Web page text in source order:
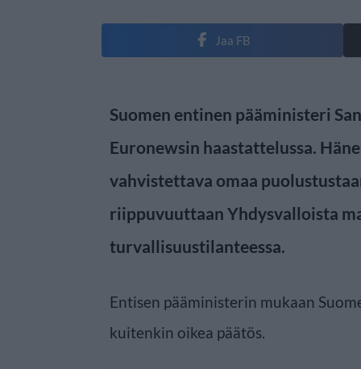
Jaa FB
Suomen entinen pääministeri
Euronewsin haastattelussa.
vahvistettava omaa
riippuvuuttaan Yhdysvalloista
turvallisuustilanteessa.
Entisen pääministerin mukaan
kuitenkin oikea päätös.